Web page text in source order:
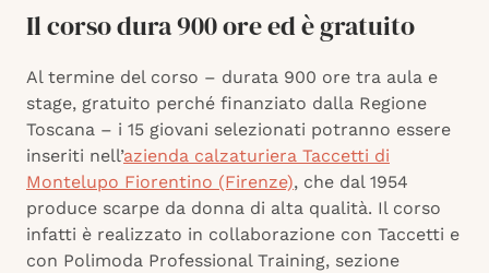
Il corso dura 900 ore ed è gratuito
Al termine del corso – durata 900 ore tra aula e
stage, gratuito perché finanziato dalla Regione
Toscana – i 15 giovani selezionati potranno essere
inseriti nell’azienda calzaturiera Taccetti di
Montelupo Fiorentino (Firenze), che dal 1954
produce scarpe da donna di alta qualità. Il corso
infatti è realizzato in collaborazione con Taccetti e
con Polimoda Professional Training, sezione